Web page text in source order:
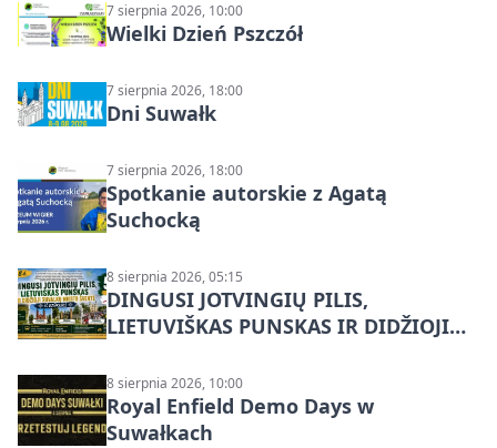
7 sierpnia 2026, 10:00
Wielki Dzień Pszczół
7 sierpnia 2026, 18:00
Dni Suwałk
7 sierpnia 2026, 18:00
Spotkanie autorskie z Agatą
Suchocką
8 sierpnia 2026, 05:15
DINGUSI JOTVINGIŲ PILIS,
LIETUVIŠKAS PUNSKAS IR DIDŽIOJI
DZŪKIJOS – jednodienė kelionė
8 sierpnia 2026, 10:00
Royal Enfield Demo Days w
Suwałkach